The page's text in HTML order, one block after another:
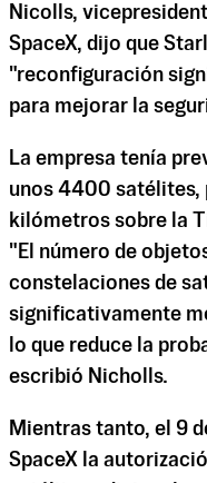
Nicolls,
SpaceX, dijo que
"reconfiguración
para mejorar la
La empresa tenía
unos 4400 satélites,
kilómetros sobre la
"El número de
constelaciones de
significativamente
lo que reduce la
escribió Nicholls.
Mientras tanto, el 9
SpaceX la